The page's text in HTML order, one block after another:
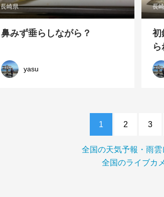
長崎県
鼻みず垂らしながら？
yasu
長
初
1 2 3
全国の天気予報・雨雲
全国のライブカ